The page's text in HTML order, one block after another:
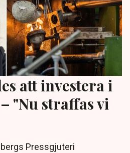
att investera i
"Nu straffas vi
Pressgjuteri